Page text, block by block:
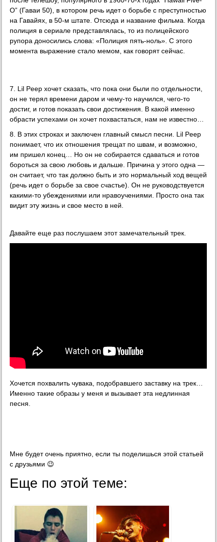
O” (Гаваи 50), в котором речь идет о борьбе с преступностью
на Гавайях, в 50-м штате. Отсюда и название фильма. Когда
полиция в сериале представлялась, то из полицейского
рупора доносились слова: «Полиция пять-ноль». С этого
момента выражение стало мемом, как говорят сейчас.
7. Lil Peep хочет сказать, что пока они были по отдельности,
он не терял времени даром и чему-то научился, чего-то
достиг, и готов показать свои достижения. В какой именно
обрасти успехами он хочет похвастаться, нам не известно…
8. В этих строках и заключен главный смысл песни. Lil Peep
понимает, что их отношения трещат по швам, и возможно,
им пришел конец… Но он не собирается сдаваться и готов
бороться за свою любовь и дальше. Причина у этого одна —
он считает, что так должно быть и это нормальный ход вещей
(речь идет о борьбе за свое счастье). Он не руководствуется
какими-то убеждениями или нравоучениями. Просто она так
видит эту жизнь и свое место в ней.
Давайте еще раз послушаем этот замечательный трек.
Хочется похвалить чувака, подобравшего заставку на трек…
Именно такие образы у меня и вызывает эта недлинная
песня.
Мне будет очень приятно, если ты поделишься этой статьей
с друзьями 😉
Еще по этой теме: